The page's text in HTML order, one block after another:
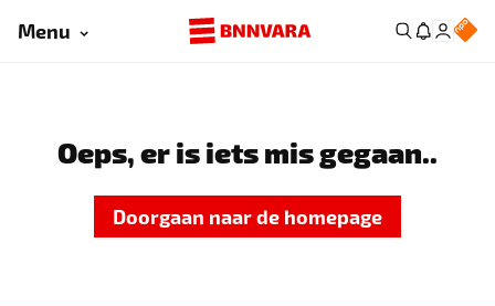
Menu
Oeps, er is iets mis gegaan..
Doorgaan naar de homepage